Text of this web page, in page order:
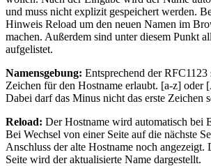
und muss nicht explizit gespeichert werden.
Hinweis Reload um den neuen Namen im
machen. Außerdem sind unter diesem Punkt
aufgelistet.
Namensgebung: Entsprechend der
Zeichen für den Hostname erlaubt. [a-z]
Dabei darf das Minus nicht das erste Zeichen
Reload: Der Hostname wird automatisch bei
Bei Wechsel von einer Seite auf die nächste
Anschluss der alte Hostname noch angezeigt.
Seite wird der aktualisierte Name dargestellt.